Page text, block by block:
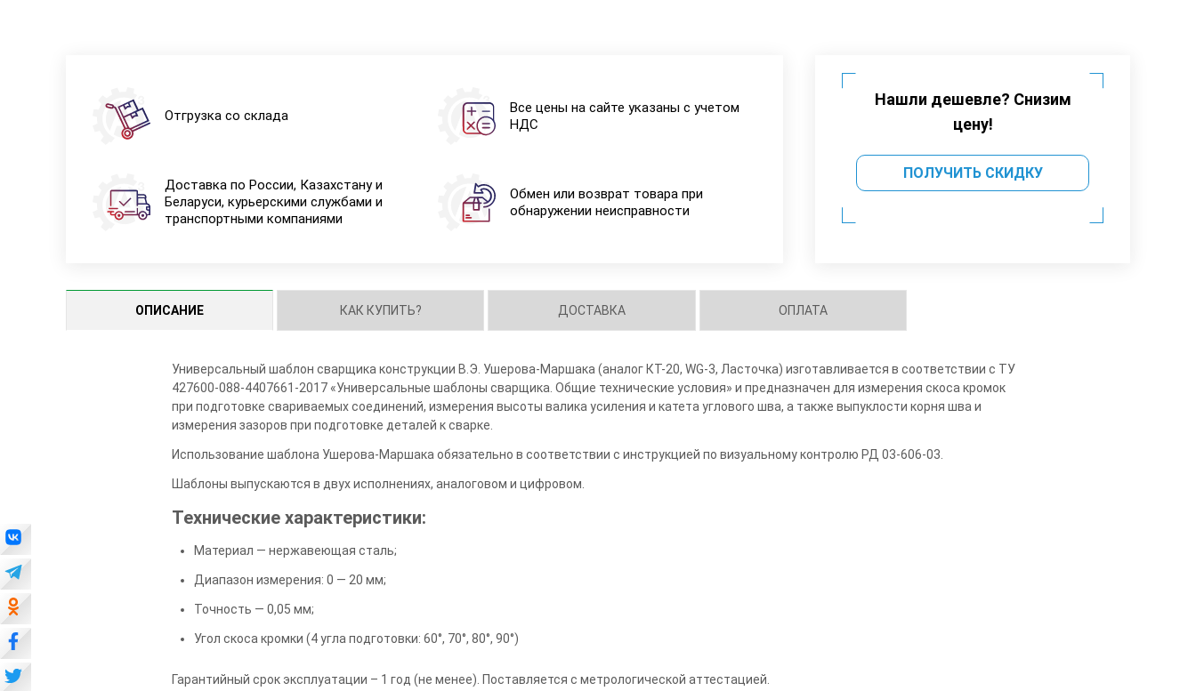
Отгрузка со склада
Все цены на сайте указаны с учетом
НДС
Доставка по России, Казахстану и
Беларуси, курьерскими службами и
транспортными компаниями
Обмен или возврат товара при
обнаружении неисправности
Нашли дешевле? Снизим
цену!
ПОЛУЧИТЬ СКИДКУ
ОПИСАНИЕ КАК КУПИТЬ? ДОСТАВКА ОПЛАТА
Универсальный шаблон сварщика конструкции В.Э. Ушерова-Маршака (аналог КТ-20, WG-3, Ласточка) изготавливается в соответствии с ТУ
427600-088-4407661-2017 «Универсальные шаблоны сварщика. Общие технические условия» и предназначен для измерения скоса кромок
при подготовке свариваемых соединений, измерения высоты валика усиления и катета углового шва, а также выпуклости корня шва и
измерения зазоров при подготовке деталей к сварке.
Использование шаблона Ушерова-Маршака обязательно в соответствии с инструкцией по визуальному контролю РД 03-606-03.
Шаблоны выпускаются в двух исполнениях, аналоговом и цифровом.
Технические характеристики:
Материал — нержавеющая сталь;
Диапазон измерения: 0 — 20 мм;
Точность — 0,05 мм;
Угол скоса кромки (4 угла подготовки: 60°, 70°, 80°, 90°)
Гарантийный срок эксплуатации – 1 год (не менее). Поставляется с метрологической аттестацией.